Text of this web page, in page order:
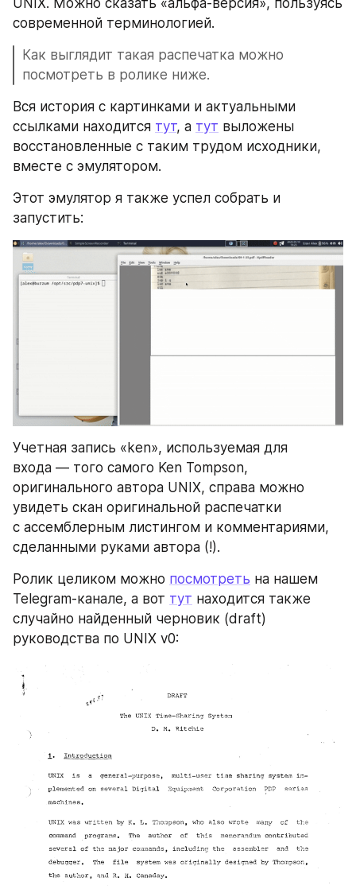
UNIX. Можно сказать «альфа-версия», пользуясь
современной терминологией.
Как выглядит такая распечатка можно
посмотреть в ролике ниже.
Вся история с картинками и актуальными
ссылками находится тут, а тут выложены
восстановленные с таким трудом исходники,
вместе с эмулятором.
Этот эмулятор я также успел собрать и
запустить:
Учетная запись «ken», используемая для
входа — того самого Ken Tompson,
оригинального автора UNIX, справа можно
увидеть скан оригинальной распечатки
с ассемблерным листингом и комментариями,
сделанными руками автора (!).
Ролик целиком можно посмотреть на нашем
Telegram-канале, а вот тут находится также
случайно найденный черновик (draft)
руководства по UNIX v0: